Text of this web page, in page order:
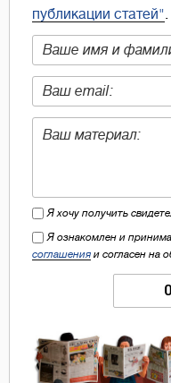
публикации статей"
Я хочу получить
Я ознакомлен и
соглашения и согласен на